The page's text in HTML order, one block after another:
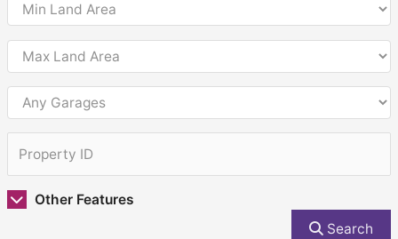
Other Features
Search